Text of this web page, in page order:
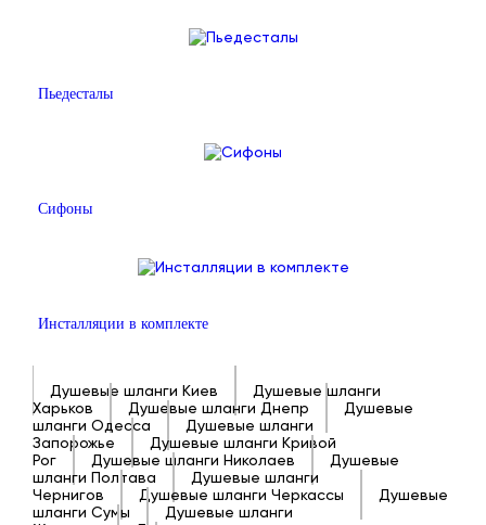
Пьедесталы
Сифоны
Инсталляции в комплекте
Душевые шланги Киев
Душевые шланги
Харьков
Душевые шланги Днепр
Душевые
шланги Одесса
Душевые шланги
Запорожье
Душевые шланги Кривой
Рог
Душевые шланги Николаев
Душевые
шланги Полтава
Душевые шланги
Чернигов
Душевые шланги Черкассы
Душевые
шланги Сумы
Душевые шланги